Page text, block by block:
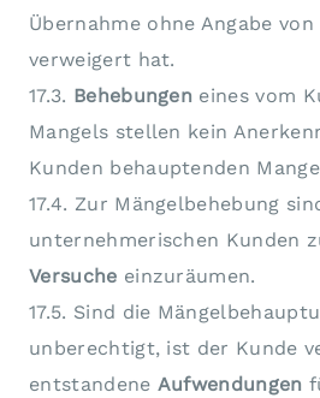
Übernahme ohne Angabe von
verweigert hat.
17.3. Behebungen eines vom
Mangels stellen kein
Kunden behauptenden
17.4. Zur Mängelbehebung
unternehmerischen Kunden
Versuche einzuräumen.
17.5. Sind die
unberechtigt, ist der Kunde
entstandene Aufwendungen